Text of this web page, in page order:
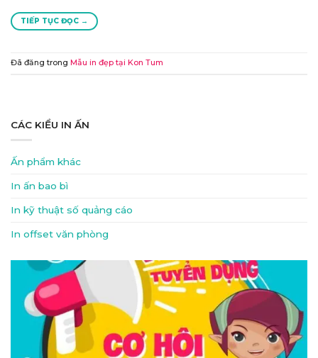
TIẾP TỤC ĐỌC →
Đã đăng trong Mẫu in đẹp tại Kon Tum
CÁC KIỂU IN ẤN
Ấn phẩm khác
In ấn bao bì
In kỹ thuật số quảng cáo
In offset văn phòng